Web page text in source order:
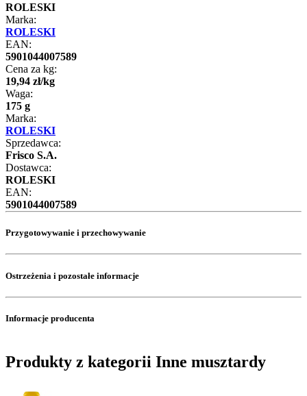
ROLESKI
Marka:
ROLESKI
EAN:
5901044007589
Cena za kg:
19,94 zł/kg
Waga:
175 g
Marka:
ROLESKI
Sprzedawca:
Frisco S.A.
Dostawca:
ROLESKI
EAN:
5901044007589
Przygotowywanie i przechowywanie
Ostrzeżenia i pozostałe informacje
Informacje producenta
Produkty z kategorii Inne musztardy